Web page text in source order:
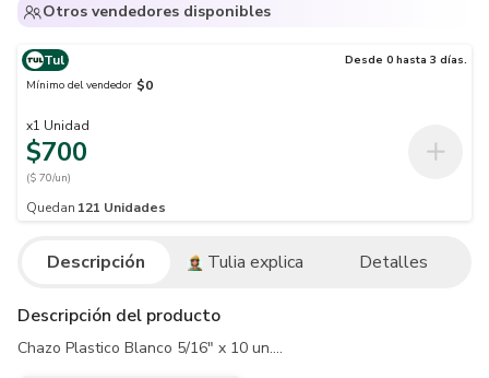
Otros vendedores disponibles
Tul
Desde 0 hasta 3 días.
Mínimo del vendedor $0
x1 Unidad
$700
($ 70/un)
Quedan 121 Unidades
Descripción Tulia explica Detalles
Descripción del producto
Chazo Plastico Blanco 5/16" x 10 un....